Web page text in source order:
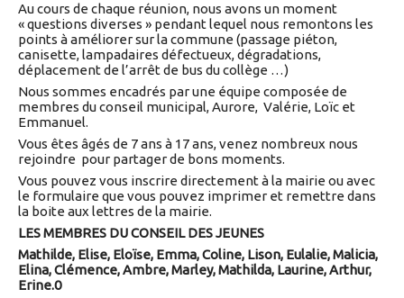
Au cours de chaque réunion, nous avons un moment
« questions diverses » pendant lequel nous remontons les
points à améliorer sur la commune (passage piéton,
canisette, lampadaires défectueux, dégradations,
déplacement de l’arrêt de bus du collège …)
Nous sommes encadrés par une équipe composée de
membres du conseil municipal, Aurore, Valérie, Loïc et
Emmanuel.
Vous êtes âgés de 7 ans à 17 ans, venez nombreux nous
rejoindre pour partager de bons moments.
Vous pouvez vous inscrire directement à la mairie ou avec
le formulaire que vous pouvez imprimer et remettre dans
la boite aux lettres de la mairie.
LES MEMBRES DU CONSEIL DES JEUNES
Mathilde, Elise, Eloïse, Emma, Coline, Lison, Eulalie, Malicia,
Elina, Clémence, Ambre, Marley, Mathilda, Laurine, Arthur,
Erine.0